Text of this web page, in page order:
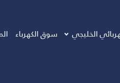
الخليجي سوق الكهرباء